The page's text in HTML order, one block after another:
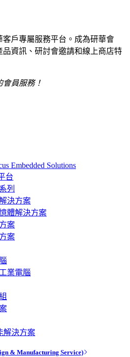
客戶專屬服務平台。成為研華會
品資訊、研討會邀請和線上商店特
會員服務！
Embedded Solutions
台
列
決方案
體解決方案
案
案
業電腦
解決方案
& Manufacturing Service)